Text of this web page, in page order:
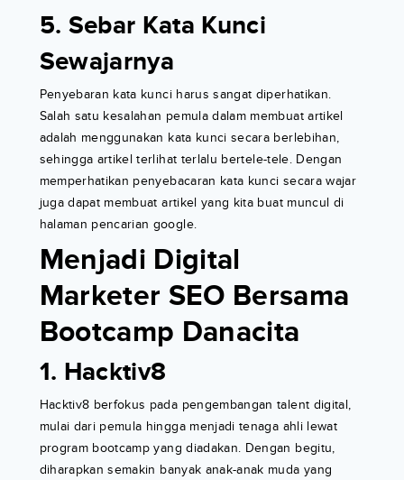
5. Sebar Kata Kunci
Sewajarnya
Penyebaran kata kunci harus sangat diperhatikan.
Salah satu kesalahan pemula dalam membuat artikel
adalah menggunakan kata kunci secara berlebihan,
sehingga artikel terlihat terlalu bertele-tele. Dengan
memperhatikan penyebacaran kata kunci secara wajar
juga dapat membuat artikel yang kita buat muncul di
halaman pencarian google.
Menjadi Digital
Marketer SEO Bersama
Bootcamp Danacita
1. Hacktiv8
Hacktiv8 berfokus pada pengembangan talent digital,
mulai dari pemula hingga menjadi tenaga ahli lewat
program bootcamp yang diadakan. Dengan begitu,
diharapkan semakin banyak anak-anak muda yang